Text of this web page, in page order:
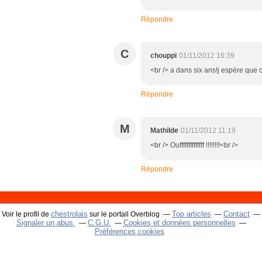
Répondre
C chouppi 01/11/2012 16:39
<br /> a dans six ans!j espère que
Répondre
M Mathilde 01/11/2012 11:19
<br /> Ouffffffffffffff !!!!!!!!<br />
Répondre
Voir le profil de chestrolais sur le portail Overblog Top articles
Contact
Signaler un abus
C.G.U.
Cookies et données personnelles
Préférences cookies